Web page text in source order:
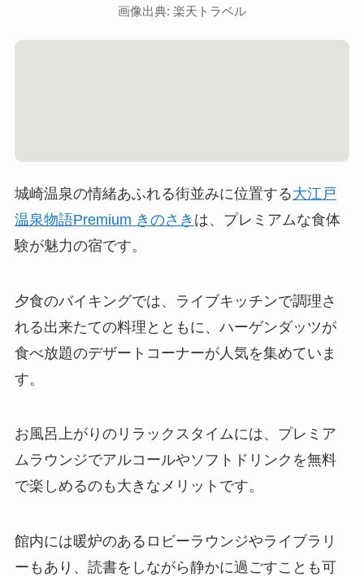
画像出典: 楽天トラベル
城崎温泉の情緒あふれる街並みに位置する大江戸
温泉物語Premium きのさき は、プレミアムな食体
験が魅力の宿です。
夕食のバイキングでは、ライブキッチンで調理さ
れる出来たての料理とともに、ハーゲンダッツが
食べ放題のデザートコーナーが人気を集めていま
す。
お風呂上がりのリラックスタイムには、プレミア
ムラウンジでアルコールやソフトドリンクを無料
で楽しめるのも大きなメリットです。
館内には暖炉のあるロビーラウンジやライブラリ
ーもあり、読書をしながら静かに過ごすことも可